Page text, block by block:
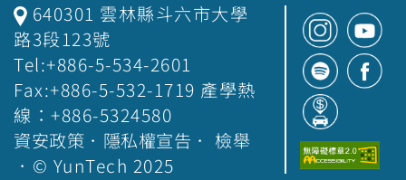
640301 雲林縣斗六市大學
路3段123號
Tel:+886-5-534-2601
Fax:+886-5-532-1719 產學熱
線：+886-5324580
資安政策 ． 隱私權宣告 ． 檢舉
．© YunTech 2025